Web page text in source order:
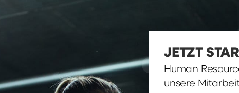
JETZT
Human
unsere